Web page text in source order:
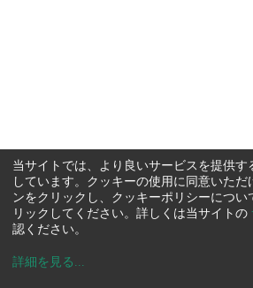
当サイトでは、より良いサービスを提供す
しています。クッキーの使用に同意いただ
ンをクリックし、クッキーポリシーについ
リックしてください。詳しくは当サイトの
認ください。
詳細を見る ...